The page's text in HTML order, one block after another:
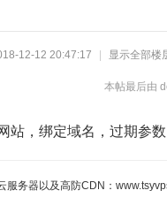
12-12 20:47:17 显示全部楼
本帖最后由
站，绑定域名，过期参
服务器以及高防CDN：